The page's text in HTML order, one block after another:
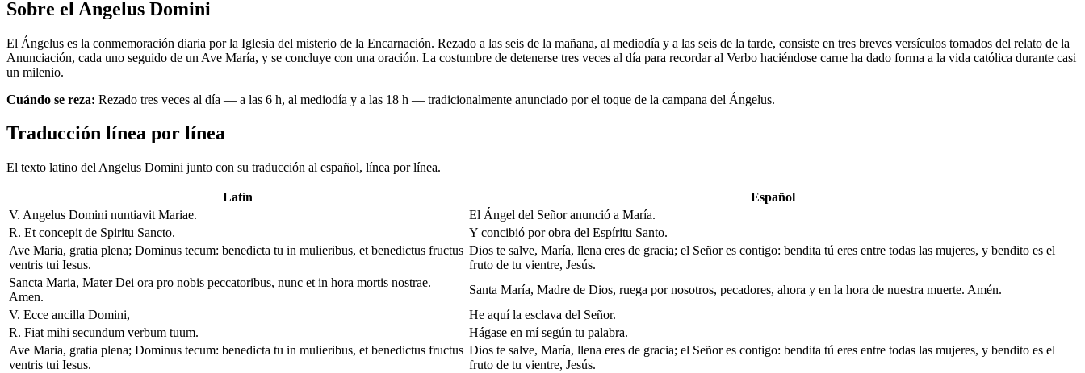
Sobre el Angelus Domini
El Ángelus es la conmemoración diaria por la Iglesia del misterio de la Encarnación. Rezado a las seis de la mañana, al mediodía y a las seis de la tarde, consiste en tres breves versículos tomados del relato de la
Anunciación, cada uno seguido de un Ave María, y se concluye con una oración. La costumbre de detenerse tres veces al día para recordar al Verbo haciéndose carne ha dado forma a la vida católica durante casi
un milenio.
Cuándo se reza: Rezado tres veces al día — a las 6 h, al mediodía y a las 18 h — tradicionalmente anunciado por el toque de la campana del Ángelus.
Traducción línea por línea
El texto latino del Angelus Domini junto con su traducción al español, línea por línea.
Latín
Español
V. Angelus Domini nuntiavit Mariae.
El Ángel del Señor anunció a María.
R. Et concepit de Spiritu Sancto.
Y concibió por obra del Espíritu Santo.
Ave Maria, gratia plena; Dominus tecum: benedicta tu in mulieribus, et benedictus fructus
ventris tui Iesus.
Dios te salve, María, llena eres de gracia; el Señor es contigo: bendita tú eres entre todas las mujeres, y bendito es el
fruto de tu vientre, Jesús.
Sancta Maria, Mater Dei ora pro nobis peccatoribus, nunc et in hora mortis nostrae.
Amen.
Santa María, Madre de Dios, ruega por nosotros, pecadores, ahora y en la hora de nuestra muerte. Amén.
V. Ecce ancilla Domini,
He aquí la esclava del Señor.
R. Fiat mihi secundum verbum tuum.
Hágase en mí según tu palabra.
Ave Maria, gratia plena; Dominus tecum: benedicta tu in mulieribus, et benedictus fructus
ventris tui Iesus.
Dios te salve, María, llena eres de gracia; el Señor es contigo: bendita tú eres entre todas las mujeres, y bendito es el
fruto de tu vientre, Jesús.